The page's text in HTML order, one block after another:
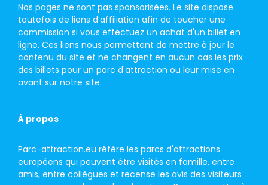
Nos pages ne sont pas sponsorisées. Le site dispose
toutefois de liens d’affiliation afin de toucher une
commission si vous effectuez un achat d'un billet en
ligne. Ces liens nous permettent de mettre à jour le
contenu du site et ne changent en aucun cas les prix
des billets pour un parc d'attraction ou leur mise en
avant sur notre site.
À propos
Parc-attraction.eu réfère les parcs d'attractions
européens qui peuvent être visités en famille, entre
amis, entre collègues et recense les avis des visiteurs